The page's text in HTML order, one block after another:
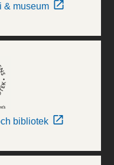
& museum
bibliotek